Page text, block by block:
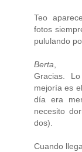
Teo
fotos
pululando
Berta,
Gracias.
mejoría es
día era
necesito
dos).
Cuando